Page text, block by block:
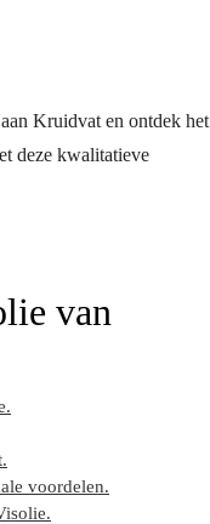
Kruidvat en ontdek het
deze kwalitatieve
van
voordelen.